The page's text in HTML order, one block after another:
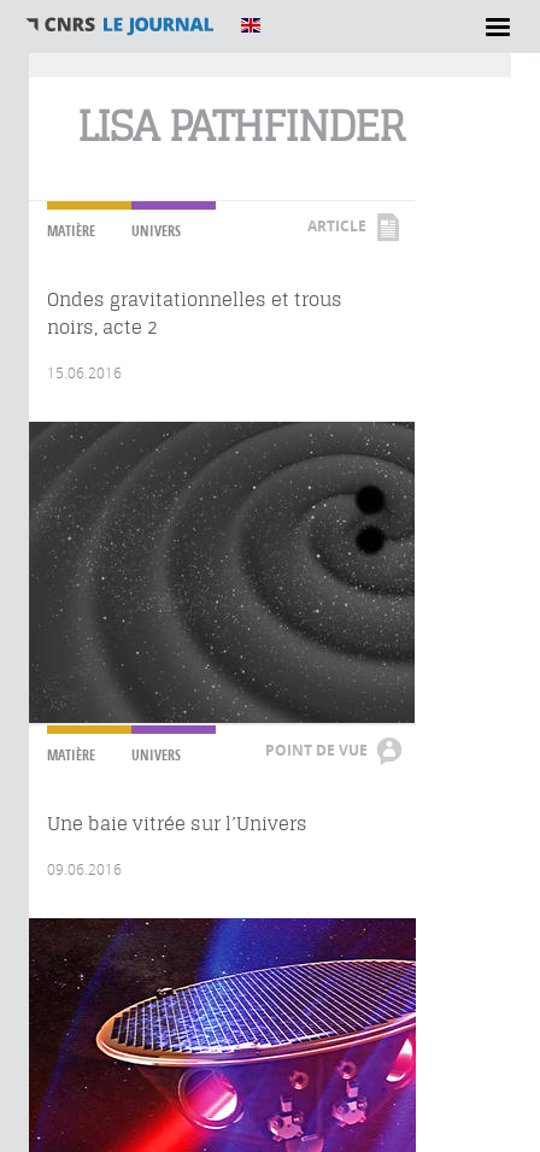
LISA PATHFINDER
MATIÈRE UNIVERS ARTICLE
Ondes gravitationnelles et trous
noirs, acte 2
15.06.2016
MATIÈRE UNIVERS POINT DE VUE
Une baie vitrée sur l’Univers
09.06.2016